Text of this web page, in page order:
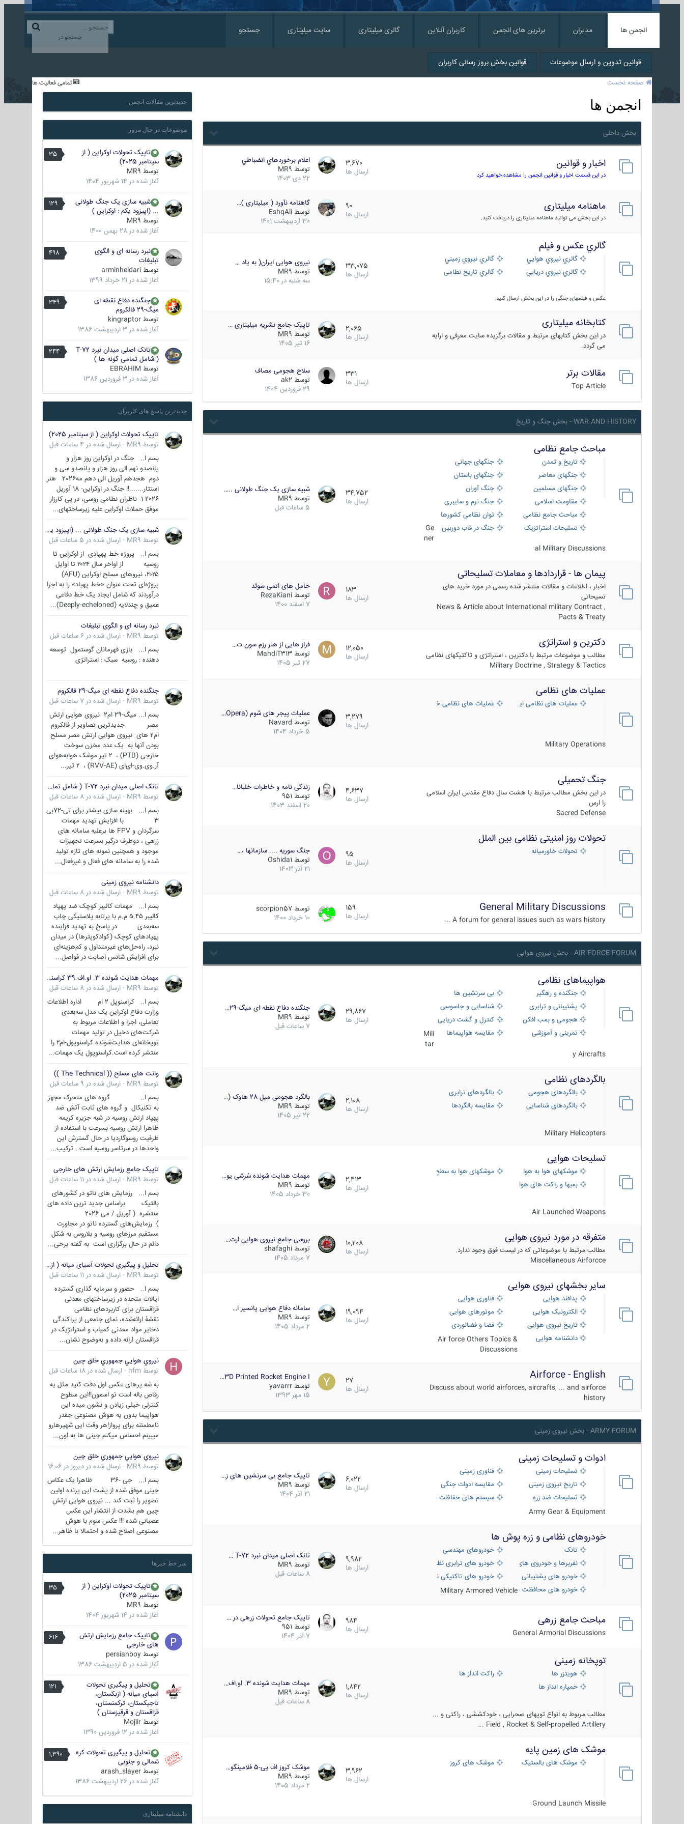
جستجو در
انجمن ها مدیران برترین های انجمن کاربران آنلاین گالری میلیتاری سایت میلیتاری جستجو
قوانین تدوین و ارسال موضوعات قوانین بخش بروز رسانی کاربران
تمامی فعالیت ها صفحه نخست
انجمن ها
بخش داخلی
اخبار و قوانین
در این قسمت اخبار و قوانین انجمن را مشاهده خواهید کرد
3,670
ارسال ها
اعلام برخوردهاي انضباطي
توسط MR9
22 دی 1403
ماهنامه میلیتاری
در این بخش می توانید ماهنامه میلیتاری را دریافت کنید.
90
ارسال ها
گاهنامه نآورد ( میلیتاری )…
توسط EshqAli
30 اردیبهشت 1401
گالري عكس و فيلم
گالري نيروي هوايي
گالري نيروي زميني
گالري نيروي دريايي
گالري تاریخ نظامی
عکس و فیلمهای جنگی را در این بخش ارسال کنید.
33,075
ارسال ها
نیروی هوایی ایران( به یاد …
توسط MR9
سه شنبه در 15:40
کتابخانه میلیتاری
در این بخش کتابهای مرتبط و مقالات برگزیده سایت معرفی و ارایه
می گردد.
2,065
ارسال ها
تاپیک جامع نشریه میلیتاری …
توسط MR9
16 تیر 1405
مقالات برتر
Top Article
331
ارسال ها
سلاح هجومی مصاف
توسط ak2
29 فروردین 1404
WAR AND HISTORY - بخش جنگ و تاریخ
مباحث جامع نظامی
تاریخ و تمدن
جنگهای جهانی
جنگهای معاصر
جنگهای باستان
جنگهای مسلمین
جنگ آوران
مقاومت اسلامی
جنگ نرم و سایبری
مباحث جامع نظامی
توان نظامی کشورها
تسلیحات استراتژیک
جنگ در قاب دوربین
Ge
ner
al Military Discussions
34,752
ارسال ها
شبیه سازی یک جنگ طولانی ..…
توسط MR9
5 ساعات قبل
پیمان ها - قراردادها و معاملات تسلیحاتی
اخبار ، اطلاعات و مقالات منتشر شده رسمی در مورد خرید های
تسیحاتی
News & Article about International military Contract ,
Pacts & Treaty
183
ارسال ها
حامل های اتمی سوئد
توسط RezaKiani
7 اسفند 1400
دکترین و استراتژی
مطالب و موضوعات مرتبط با دکترین ، استراتژی و تاکتیکهای نظامی
Military Doctrine , Strategy & Tactics
12,050
ارسال ها
فراز هایی از هنر رزم سون ت…
توسط MahdiT313
27 تیر 1405
عملیات های نظامی
عملیات های نظامی ایران عملیات های نظامی خارجی
Military Operations
3,279
ارسال ها
عملیات پیجر های شوم (Opera…
توسط Navard
5 خرداد 1404
جنگ تحمیلی
در این بخش مطالب مرتبط با هشت سال دفاع مقدس ایران اسلامی
را ارس
Sacred Defense
4,637
ارسال ها
زندگی نامه و خاطرات خلبانا…
توسط 951
20 اسفند 1403
تحولات روز امنیتی نظامی بین الملل
تحولات خاورمیانه
95
ارسال ها
جنگ سوریه .... سازمانها ،…
توسط Oshida1
21 آذر 1403
General Military Discussions
A forum for general issues such as wars history ...
159
ارسال ها
توسط scorpion57
10 خرداد 1400
AIR FORCE FORUM - بخش نیروی هوایی
هواپیماهای نظامی
جنگنده و رهگیر
بی سرنشین ها
پشتیبانی و ترابری
شناسایی و جاسوسی
هجومی و بمب افکن
کنترل و گشت دریایی
تمرینی و آموزشی
مقایسه هواپیماها
Mili
tar
y Aircrafts
29,867
ارسال ها
جنگنده دفاع نقطه ای میگ-29…
توسط MR9
7 ساعات قبل
بالگردهای نظامی
بالگردهای هجومی
بالگردهای ترابری
بالگردهای شناسایی
مقایسه بالگردها
Military Helicopters
2,108
ارسال ها
بالگرد هجومی میل-28 هاوک (…
توسط MR9
22 تیر 1405
تسلیحات هوایی
موشکهای هوا به هوا
موشکهای هوا به سطح
بمبها و راکت های هوایی
Air Launched Weapons
2,413
ارسال ها
مهمات هدایت شونده سُرشی یو…
توسط MR9
30 خرداد 1405
متفرقه در مورد نیروی هوایی
مطالب مرتبط با موضوعاتی که در لیست فوق وجود ندارد.
Miscellaneous Airforcce
10,208
ارسال ها
بررسی جامع نیروی هوایی ارت…
توسط shafaghi
7 مرداد 1405
سایر بخشهای نیروی هوایی
پدافند هوایی
فناوری هوایی
الکترونیک هوایی
موتورهای هوایی
تاریخ نیروی هوایی
فضا و فضانوردی
دانشنامه هوایی
Air force Others Topics &
Discussions
19,094
ارسال ها
سامانه دفاع هوایی پانسیر ا…
توسط MR9
2 مرداد 1405
Airforce - English
Discuss about world airforces, aircrafts, ... and airforce
history
27
ارسال ها
3D Printed Rocket Engine I…
توسط yavarrr
15 مهر 1393
ARMY FORUM - بخش نیروی زمینی
ادوات و تسلیحات زمینی
تسلیحات زمینی
فناوری زمینی
تاریخ نیروی زمینی
مقایسه ادوات جنگی
تسلیحات ضد زره
سیستم های حفاظت فعال
Army Gear & Equipment
6,022
ارسال ها
تاپیک جامع بی سرنشین های ز…
توسط MR9
21 آذر 1404
خودروهای نظامی و زره پوش ها
تانک
خودروهای مهندسی
نفربرها و خودروی های رزمی پیاده نظامخودرو های ترابری نظامی
خودرو های پشتیبانی آتش ، شناسایی و ضد تانک
خودرو های تاکتیکی نظامی
خودرو های محافظت شدهMilitary Armored Vehicle
9,982
ارسال ها
تانک اصلی میدان نبرد T-72 …
توسط MR9
8 ساعات قبل
مباحث جامع زرهی
General Armorial Discussions
984
ارسال ها
تاپیک جامع تحولات زرهی در …
توسط 951
7 آذر 1404
توپخانه زمینی
هویتزر ها
راکت انداز ها
خمپاره انداز ها
مطالب مربوط به انواع توپهای صحرایی ، خودکششی ، راکتی و ...
Field , Rocket & Self-propelled Artillery ...
1,842
ارسال ها
مهمات هدایت شونده 3. او.اف…
توسط MR9
8 ساعات قبل
موشک های زمین پایه
موشک های بالستیک موشک های کروز
Ground Launch Missile
3,962
ارسال ها
موشک کروز اف پی-5 فلامینگو…
توسط MR9
2 مرداد 1405
جدیدترین مقالات انجمن
موضوعات در حال مرور
35
تاپیک تحولات اوکراین ( از
سپتامبر 2025)
توسط MR9
آغاز شده در 14 شهریور 1404
129
شبیه سازی یک جنگ طولانی
... (اپیزود یکم : اوکراین )
توسط MR9
آغاز شده در 28 بهمن 1400
498
نبرد رسانه ای و الگوی
تبلیغات
توسط arminheidari
آغاز شده در 21 خرداد 1399
349
جنگنده دفاع نقطه ای
میگ-29 فالکروم
توسط kingraptor
آغاز شده در 3 اردیبهشت 1386
244
تانک اصلی میدان نبرد T-72
( شامل تمامی گونه ها )
توسط EBRAHIM
آغاز شده در 3 فروردین 1386
جدیدترین پاسخ های کاربران
تاپیک تحولات اوکراین ( از سپتامبر 2025)
توسط MR9
· ارسال شده در 4 ساعات قبل
بسم ا.. جنگ در اوکراین روز هزار و
پانصدو نهم الی روز هزار و پانصدو سی و
دوم هجدهم آوریل الی دهم مه2026 هنر
استتار.......!! جنگ در اوکراین- 18 آوریل
2026 1- ناظران نظامی روسی، در پی کارزار
موفق حملات اوکراین علیه زیرساختهای...
شبیه سازی یک جنگ طولانی ... (اپیزود یکم : اوکراین )
توسط MR9
· ارسال شده در 5 ساعات قبل
بسم ا.. پروژه خط پهپادی از اوکراین تا
روسیه از اواخر سال ۲۰۲۴ تا اوایل
۲۰۲۵، نیروهای مسلح اوکراین (AFU)
پروژه‌ای تحت عنوان «خط پهپاد» را به اجرا
درآوردند که شامل ایجاد یک خط دفاعی
عمیق و چندلایه (Deeply-echeloned)...
نبرد رسانه ای و الگوی تبلیغات
توسط MR9
· ارسال شده در 6 ساعات قبل
بسم ا... بازی قهرمانان گوستمول توسعه
دهنده : روسیه سبک : استراتژی
جنگنده دفاع نقطه ای میگ-29 فالکروم
توسط MR9
· ارسال شده در 7 ساعات قبل
بسم ا... میگ-29 ام2 نیروی هوایی ارتش
مصر جدیدترین تصاویر از فالکروم
ام2 های نیروی هوایی ارتش مصر مسلح
بودن آنها به یک عدد مخزن سوخت
خارجی (PTB) ، ۲ تیر موشک هوابه‌هوای
آر.وی.وی-ای‌ای (RVV-AE) ، ۲ تیر...
تانک اصلی میدان نبرد T-72 ( شامل تمامی گونه ها )
توسط MR9
· ارسال شده در 8 ساعات قبل
بسم ا... بهینه سازی بیشتر برای تی-72بی
3 با افزایش تهدید مهمات
سرگردان و FPV ها برعلیه سامانه های
زرهی ، دوطرف درگیر بسرعت تجهیزات
موجود و همچنین نمونه های تازه تولید
شده را به سامانه های فعال و غیرفعال...
دانشنامه نیروی زمینی
توسط MR9
· ارسال شده در 8 ساعات قبل
بسم ا... مهمات کالیبر کوچک ضد پهپاد
کالیبر ۵.۴۵ م.م با پرتابه پلاستیکی چاپ
سه‌بعدی در پاسخ به تهدید فزاینده
پهپادهای کوچک (کوادکوپترها) در میدان
نبرد، راه‌حل‌های غیرمتداول و کم‌هزینه‌ای
برای افزایش شانس اصابت در فواصل...
مهمات هدایت شونده 3. او.اف.39 کراسنوپل/بصیر( Krasnopol 3OF39 )
توسط MR9
· ارسال شده در 8 ساعات قبل
بسم ا.. کراسنوپل 2 ام اداره اطلاعات
وزارت دفاع اوکراین یک مدل سه‌بعدی
تعاملی، اجزا و اطلاعات مربوط به
شرکت‌های دخیل در تولید مهمات
توپخانه‌ای هدایت‌شونده کراسنوپول-ام۲ را
منتشر کرده است.کراسنوپول یک مهمات...
وانت های مسلح (( The Technical ))
توسط MR9
· ارسال شده در 9 ساعات قبل
بسم ا.. گروه های متحرک مجهز
به تکنیکال و گروه های ثابت آتش ضد
پهپاد ارتش روسیه در شبه جزیره کریمه
ظاهرا ارتش روسیه بسرعت با استفاده از
ظرفیت روسوگاردیا در حال گسترش این
واحدها در سرتاسر روسیه است . ترکیب...
تاپیک جامع رزمایش ارتش های خارجی
توسط MR9
· ارسال شده در 11 ساعات قبل
بسم ا... رزمایش های ناتو در کشورهای
بالتیک براساس جدید ترین داده های
منتشره ( آوریل / می 2026
) رزمایش‌های گسترده ناتو در مجاورت
مستقیم مرزهای روسیه و بلاروس به شکل
دائم در حال برگزاری است به گفته برخی...
تحلیل و پیگیری تحولات آسیای میانه ( ازبکستان، تاجیکستان، ترکمنستان، قزاقستان و قرقیزستان )
توسط MR9
· ارسال شده در 11 ساعات قبل
بسم ا.. حضور و سرمایه گذاری گسترده
ایالات متحده در زیرساختهای معدنی
قزاقستان برای کاربردهای نظامی
نقشهٔ ارائه‌شده، نمای جامعی از پراکندگی
ذخایر مواد معدنی کمیاب و استراتژیک در
قزاقستان ارائه داده و به‌وضوح نشان...
نيروي هوايي جمهوري خلق چين
توسط hfm
· ارسال شده در 18 ساعات قبل
به شه پرهای عکس اول دقت کنید مثل یه
رقاص باله است تو اسمون!!این سطوح
کنترلی خیلی زیادن و نشون میده این
هواپیما بدون یه هوش مصنوعی جقدر
نامطمئنه برای پرواز!هر وقت این شهپرهارو
میبینم احساس میکنم چینی ها به اون...
نيروي هوايي جمهوري خلق چين
توسط MR9
· ارسال شده در دیروز در 16:06
بسم ا... جی -36 ظاهرا یک عکاس
چینی موفق شده از پشت این پرنده اولین
تصویر را ثبت کند ... نیروی هوایی ارتش
چین هم بشدت از انتشار این عکس
عصبانی شده !!! عکس سوم با هوش
مصنوعی اصلاح شده و احتمالا با ظاهر...
سر خط خبرها
35
تاپیک تحولات اوکراین ( از
سپتامبر 2025)
توسط MR9
آغاز شده در 14 شهریور 1404
616
تاپیک جامع رزمایش ارتش
های خارجی
توسط persianboy
آغاز شده در 5 اردیبهشت 1386
121
تحلیل و پیگیری تحولات
آسیای میانه ( ازبکستان،
تاجیکستان، ترکمنستان،
قزاقستان و قرقیزستان )
توسط Mojiir
آغاز شده در 12 فروردین 1390
1,390
تحلیل و پیگیری تحولات کره
شمالی و جنوبی
توسط arash_slayer
آغاز شده در 26 اردیبهشت 1386
دانشنامه میلیتاری